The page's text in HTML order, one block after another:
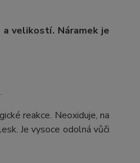
a velikostí. Náramek je
reakce. Neoxiduje, na
Je vysoce odolná vůči